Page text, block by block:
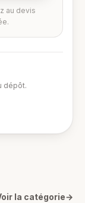
au devis
dépôt.
la catégorie→